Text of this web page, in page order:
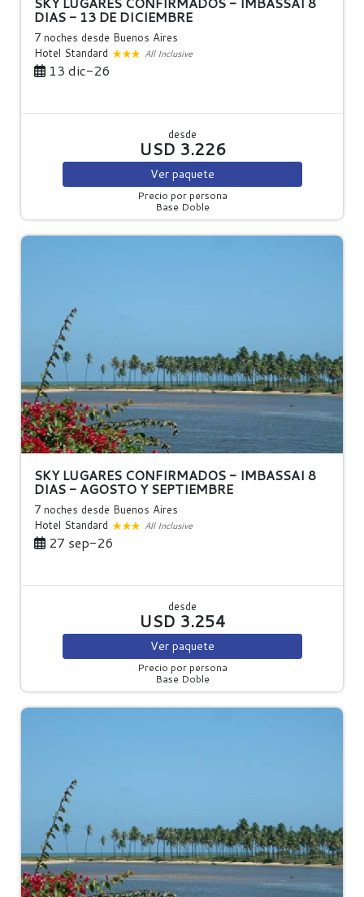
DIAS - 13 DE DICIEMBRE
7 noches desde Buenos Aires
Hotel Standard
All Inclusive
13 dic-26
desde
USD 3.226
Ver paquete
Precio por persona
Base Doble
SKY LUGARES CONFIRMADOS - IMBASSAI 8
DIAS - AGOSTO Y SEPTIEMBRE
7 noches desde Buenos Aires
Hotel Standard
All Inclusive
27 sep-26
desde
USD 3.254
Ver paquete
Precio por persona
Base Doble